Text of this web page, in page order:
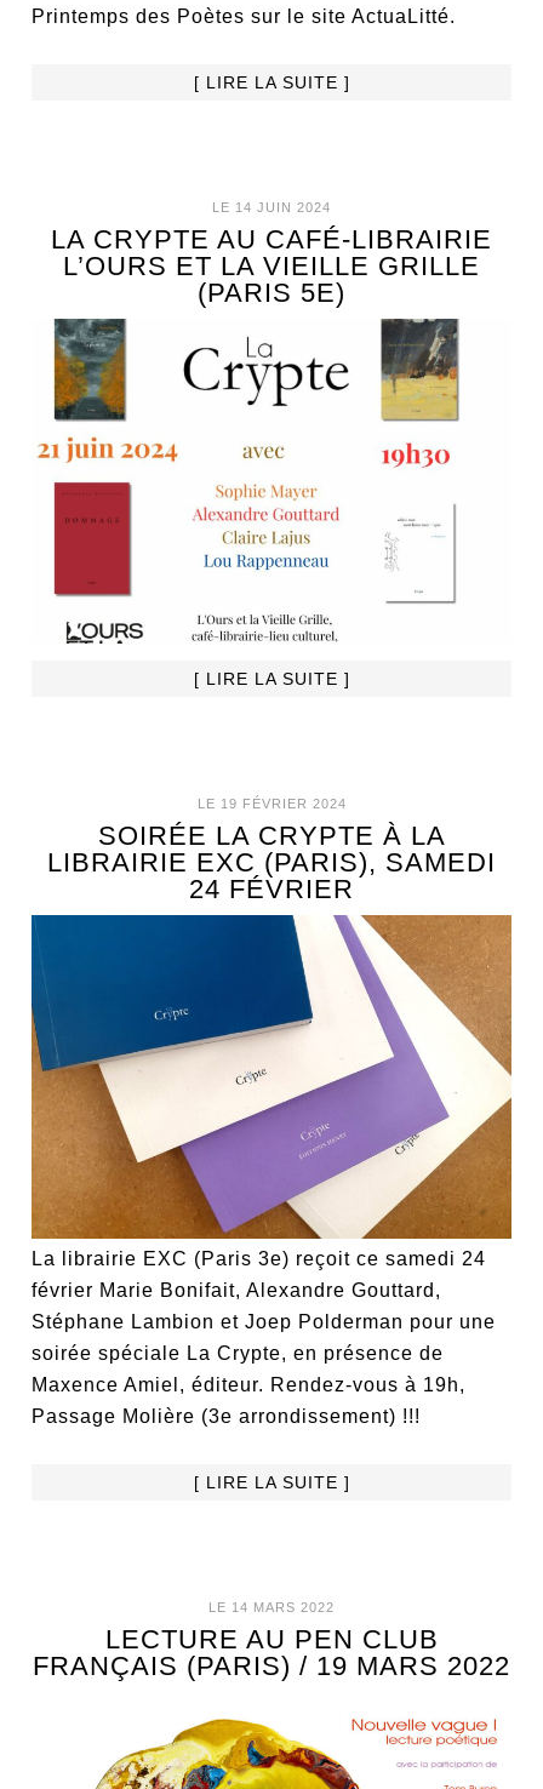
Printemps des Poètes sur le site ActuaLitté.
[ LIRE LA SUITE ]
LE 14 JUIN 2024
LA CRYPTE AU CAFÉ-LIBRAIRIE
L’OURS ET LA VIEILLE GRILLE
(PARIS 5E)
[ LIRE LA SUITE ]
LE 19 FÉVRIER 2024
SOIRÉE LA CRYPTE À LA
LIBRAIRIE EXC (PARIS), SAMEDI
24 FÉVRIER
La librairie EXC (Paris 3e) reçoit ce samedi 24
février Marie Bonifait, Alexandre Gouttard,
Stéphane Lambion et Joep Polderman pour une
soirée spéciale La Crypte, en présence de
Maxence Amiel, éditeur. Rendez-vous à 19h,
Passage Molière (3e arrondissement) !!!
[ LIRE LA SUITE ]
LE 14 MARS 2022
LECTURE AU PEN CLUB
FRANÇAIS (PARIS) / 19 MARS 2022